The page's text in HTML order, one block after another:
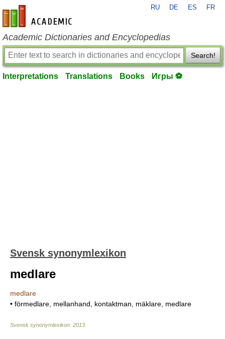
en-academic.com
RU DE ES FR
Academic Dictionaries and Encyclopedias
Search!
Interpretations Translations Books Игры ⚽
Svensk synonymlexikon
medlare
medlare
• förmedlare, mellanhand, kontaktman, mäklare, medlare
Svensk synonymlexikon 2013